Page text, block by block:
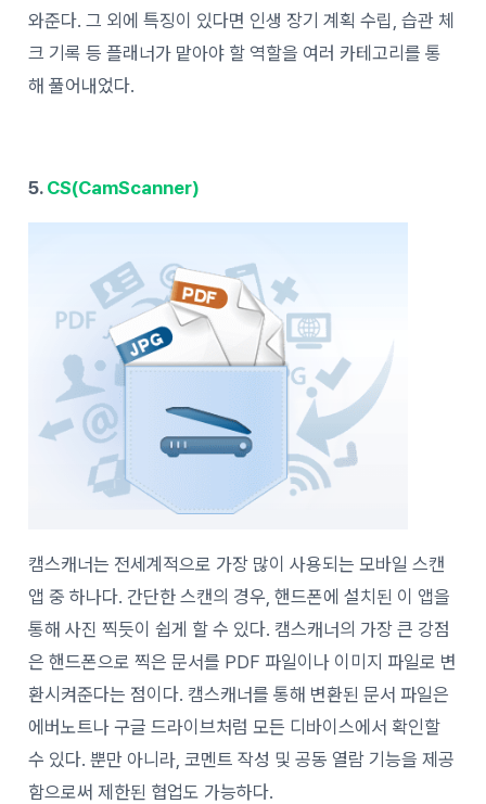
와준다. 그 외에 특징이 있다면 인생 장기 계획 수립, 습관 체
크 기록 등 플래너가 맡아야 할 역할을 여러 카테고리를 통
해 풀어내었다.
5. CS(CamScanner)
캠스캐너는 전세계적으로 가장 많이 사용되는 모바일 스캔
앱 중 하나다. 간단한 스캔의 경우, 핸드폰에 설치된 이 앱을
통해 사진 찍듯이 쉽게 할 수 있다. 캠스캐너의 가장 큰 강점
은 핸드폰으로 찍은 문서를 PDF 파일이나 이미지 파일로 변
환시켜준다는 점이다. 캠스캐너를 통해 변환된 문서 파일은
에버노트나 구글 드라이브처럼 모든 디바이스에서 확인할
수 있다. 뿐만 아니라, 코멘트 작성 및 공동 열람 기능을 제공
함으로써 제한된 협업도 가능하다.